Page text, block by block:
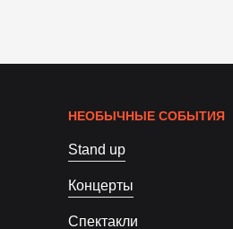
НЕОБЫЧНЫЕ СОБЫТИЯ
Stand up
Концерты
Спектакли